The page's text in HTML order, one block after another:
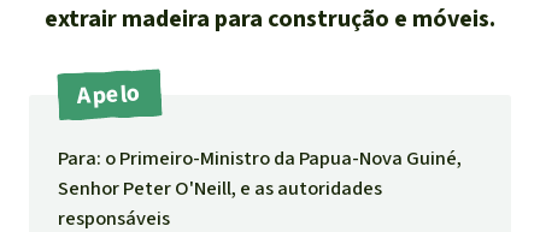
Ouro
Pecuária intensiva
Indonesia
extrair madeira para construção e móveis.
Apelo
Para: o Primeiro-Ministro da Papua-Nova Guiné,
Senhor Peter O'Neill, e as autoridades
responsáveis